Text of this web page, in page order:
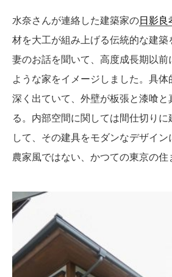
水奈さんが連絡した建築家の日影良
材を大工が組み上げる伝統的な建築
妻のお話を聞いて、高度成長期以前
ような家をイメージしました。具
深く出ていて、外壁が板張と漆喰と
る。内部空間に関しては間仕切り
して、その建具をモダンなデザイン
農家風ではない、かつての東京の住